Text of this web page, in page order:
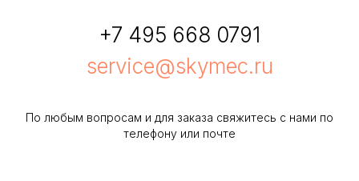
+7 495 668 0791
service@skymec.ru
По любым вопросам и для заказа свяжитесь с нами по
телефону или почте